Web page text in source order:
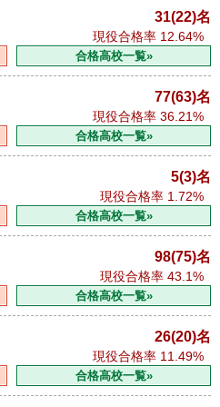
31(22)名
現役合格率 12.64%
合格高校一覧»
77(63)名
現役合格率 36.21%
合格高校一覧»
5(3)名
現役合格率 1.72%
合格高校一覧»
98(75)名
現役合格率 43.1%
合格高校一覧»
26(20)名
現役合格率 11.49%
合格高校一覧»